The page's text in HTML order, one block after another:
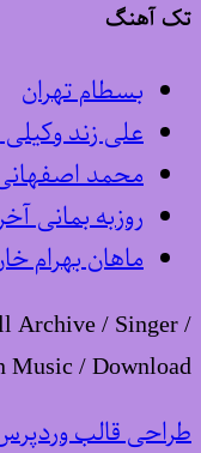
تک آهنگ
بسطام تهران
علی زند
محمد
روزبه بمانی
ماهان بهرام
Archive / Singer /
Music / Download
طراحی قالب